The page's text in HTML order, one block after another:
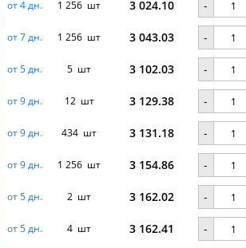
от 4 дн. 1 256 шт 3 024.10 -
от 7 дн. 1 256 шт 3 043.03 -
от 5 дн. 5 шт 3 102.03 -
от 9 дн. 12 шт 3 129.38 -
от 9 дн. 434 шт 3 131.18 -
от 9 дн. 1 256 шт 3 154.86 -
от 5 дн. 2 шт 3 162.02 -
от 5 дн. 4 шт 3 162.41 -